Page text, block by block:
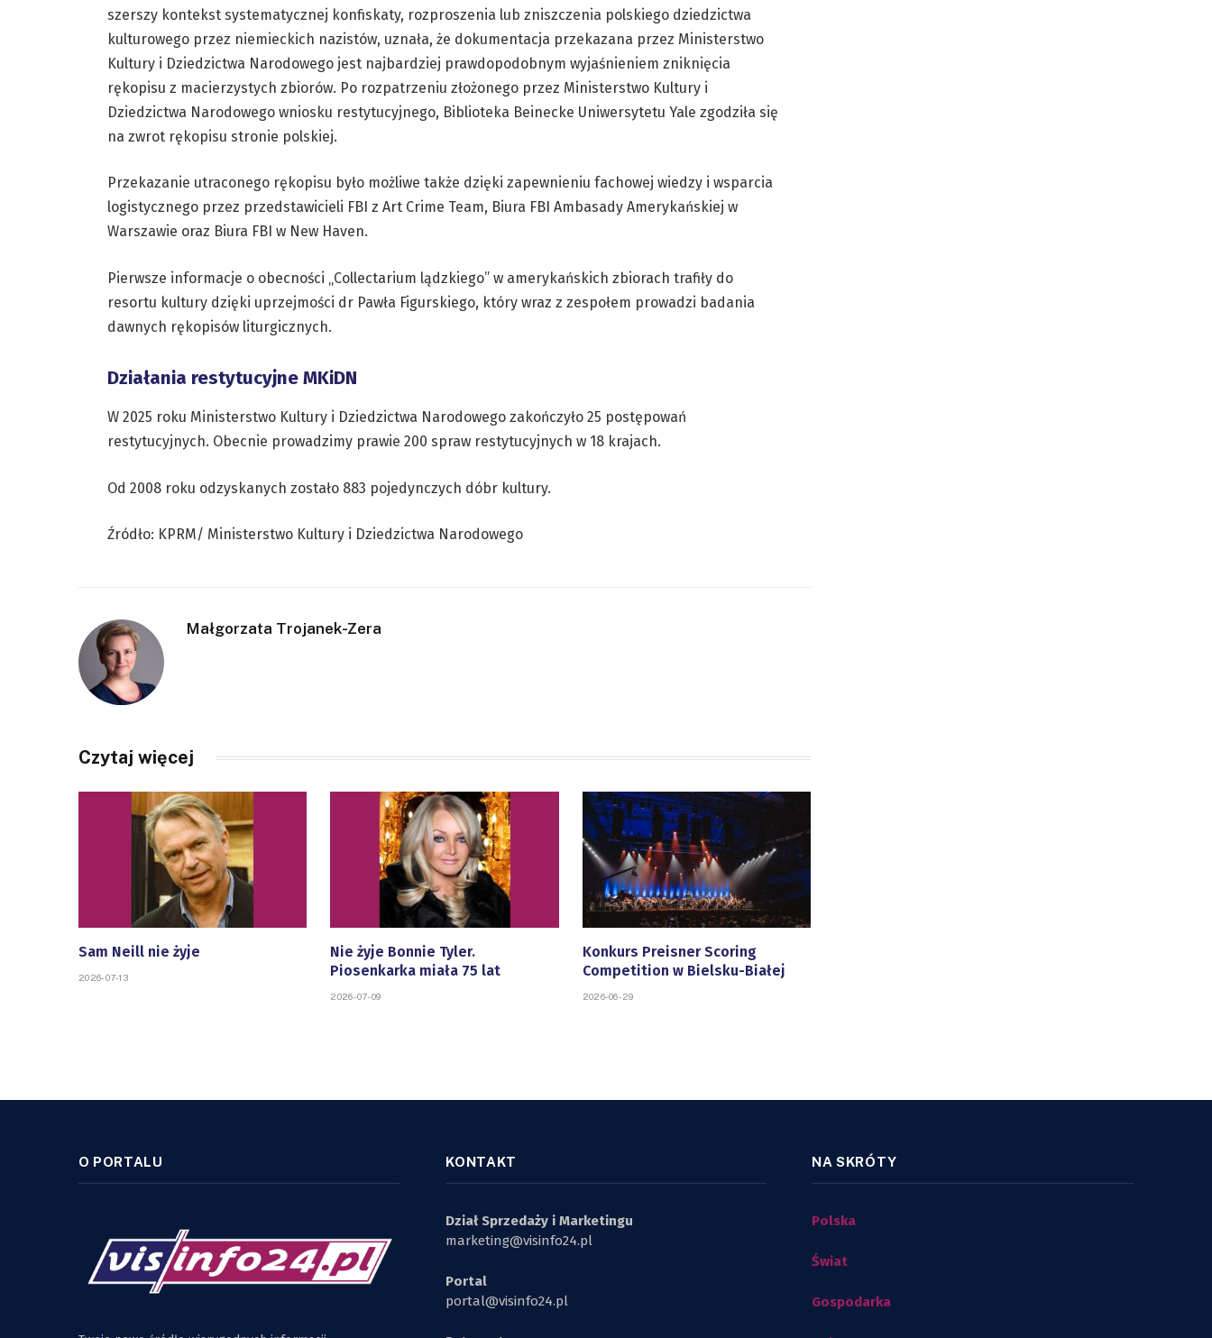
szerszy kontekst systematycznej konfiskaty, rozproszenia lub zniszczenia polskiego dziedzictwa
kulturowego przez niemieckich nazistów, uznała, że dokumentacja przekazana przez Ministerstwo
Kultury i Dziedzictwa Narodowego jest najbardziej prawdopodobnym wyjaśnieniem zniknięcia
rękopisu z macierzystych zbiorów. Po rozpatrzeniu złożonego przez Ministerstwo Kultury i
Dziedzictwa Narodowego wniosku restytucyjnego, Biblioteka Beinecke Uniwersytetu Yale zgodziła się
na zwrot rękopisu stronie polskiej.
Przekazanie utraconego rękopisu było możliwe także dzięki zapewnieniu fachowej wiedzy i wsparcia
logistycznego przez przedstawicieli FBI z Art Crime Team, Biura FBI Ambasady Amerykańskiej w
Warszawie oraz Biura FBI w New Haven.
Pierwsze informacje o obecności „Collectarium lądzkiego” w amerykańskich zbiorach trafiły do
resortu kultury dzięki uprzejmości dr Pawła Figurskiego, który wraz z zespołem prowadzi badania
dawnych rękopisów liturgicznych.
Działania restytucyjne MKiDN
W 2025 roku Ministerstwo Kultury i Dziedzictwa Narodowego zakończyło 25 postępowań
restytucyjnych. Obecnie prowadzimy prawie 200 spraw restytucyjnych w 18 krajach.
Od 2008 roku odzyskanych zostało 883 pojedynczych dóbr kultury.
Źródło: KPRM/ Ministerstwo Kultury i Dziedzictwa Narodowego
Małgorzata Trojanek-Zera
Czytaj więcej
Sam Neill nie żyje
2026-07-13
Nie żyje Bonnie Tyler.
Piosenkarka miała 75 lat
2026-07-09
Konkurs Preisner Scoring
Competition w Bielsku-Białej
2026-06-29
O PORTALU KONTAKT
Dział Sprzedaży i Marketingu
marketing@visinfo24.pl
Portal
portal@visinfo24.pl
NA SKRÓTY
Polska
Świat
Gospodarka